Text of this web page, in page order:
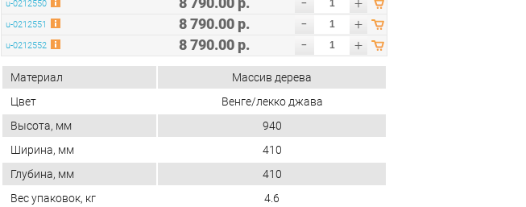
u-0212550 +
u-0212551 8 790.00 р. - +
u-0212552 8 790.00 р. - +
Материал
Массив дерева
Цвет
Венге/лекко джава
Высота, мм
940
Ширина, мм
410
Глубина, мм
410
Вес упаковок, кг
4.6